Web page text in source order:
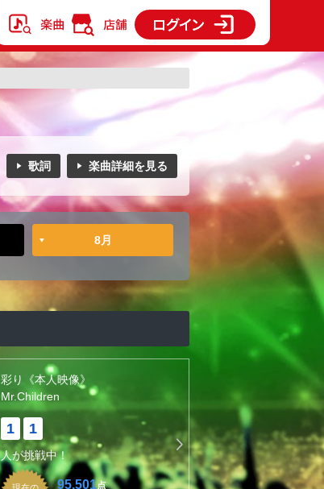
歌詞 楽曲詳細を見る
8月
彩り《本人映像》
Mr.Children
1 1
人が挑戦中！
95.501点